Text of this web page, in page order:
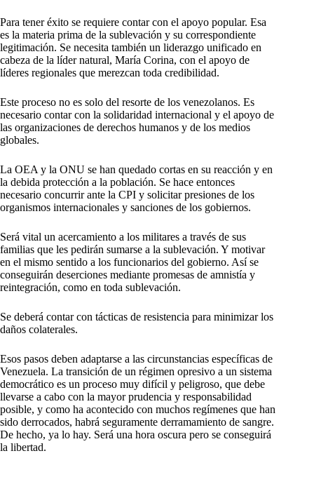
Para tener éxito se requiere contar con el apoyo popular. Esa
es la materia prima de la sublevación y su correspondiente
legitimación. Se necesita también un liderazgo unificado en
cabeza de la líder natural, María Corina, con el apoyo de
líderes regionales que merezcan toda credibilidad.
Este proceso no es solo del resorte de los venezolanos. Es
necesario contar con la solidaridad internacional y el apoyo de
las organizaciones de derechos humanos y de los medios
globales.
La OEA y la ONU se han quedado cortas en su reacción y en
la debida protección a la población. Se hace entonces
necesario concurrir ante la CPI y solicitar presiones de los
organismos internacionales y sanciones de los gobiernos.
Será vital un acercamiento a los militares a través de sus
familias que les pedirán sumarse a la sublevación. Y motivar
en el mismo sentido a los funcionarios del gobierno. Así se
conseguirán deserciones mediante promesas de amnistía y
reintegración, como en toda sublevación.
Se deberá contar con tácticas de resistencia para minimizar los
daños colaterales.
Esos pasos deben adaptarse a las circunstancias específicas de
Venezuela. La transición de un régimen opresivo a un sistema
democrático es un proceso muy difícil y peligroso, que debe
llevarse a cabo con la mayor prudencia y responsabilidad
posible, y como ha acontecido con muchos regímenes que han
sido derrocados, habrá seguramente derramamiento de sangre.
De hecho, ya lo hay. Será una hora oscura pero se conseguirá
la libertad.